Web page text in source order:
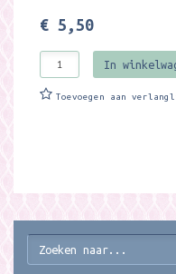
€ 5,50
In
Toevoegen aan